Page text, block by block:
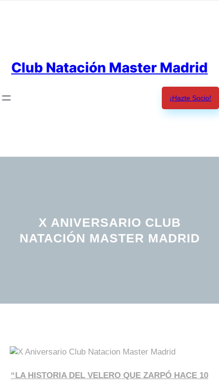
Club Natación Master Madrid
¡Hazte Socio!
X ANIVERSARIO CLUB
NATACIÓN MASTER MADRID
“LA HISTORIA DEL VELERO QUE ZARPÓ HACE 10